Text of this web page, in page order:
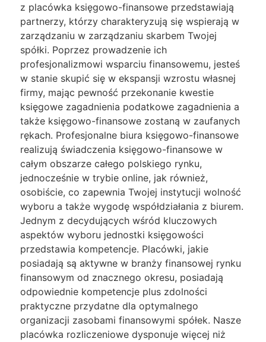
z placówka księgowo-finansowe przedstawiają
partnerzy, którzy charakteryzują się wspierają w
zarządzaniu w zarządzaniu skarbem Twojej
spółki. Poprzez prowadzenie ich
profesjonalizmowi wsparciu finansowemu, jesteś
w stanie skupić się w ekspansji wzrostu własnej
firmy, mając pewność przekonanie kwestie
księgowe zagadnienia podatkowe zagadnienia a
także księgowo-finansowe zostaną w zaufanych
rękach. Profesjonalne biura księgowo-finansowe
realizują świadczenia księgowo-finansowe w
całym obszarze całego polskiego rynku,
jednocześnie w trybie online, jak również,
osobiście, co zapewnia Twojej instytucji wolność
wyboru a także wygodę współdziałania z biurem.
Jednym z decydujących wśród kluczowych
aspektów wyboru jednostki księgowości
przedstawia kompetencje. Placówki, jakie
posiadają są aktywne w branży finansowej rynku
finansowym od znacznego okresu, posiadają
odpowiednie kompetencje plus zdolności
praktyczne przydatne dla optymalnego
organizacji zasobami finansowymi spółek. Nasze
placówka rozliczeniowe dysponuje więcej niż